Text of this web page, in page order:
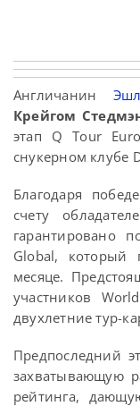
Англичанин
Крейгом
этап Q Tour
снукерном клубе
Благодаря
счету
гарантировано
Global,
месяце.
участников
двухлетние тур-
Предпоследний
захватывающую
рейтинга,